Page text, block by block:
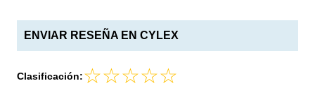
ENVIAR RESEÑA EN CYLEX
Clasificación: